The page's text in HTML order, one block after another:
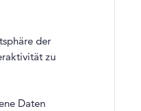
der
zu
Daten